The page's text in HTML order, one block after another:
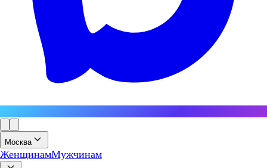
Москва
ЖенщинамМужчинам